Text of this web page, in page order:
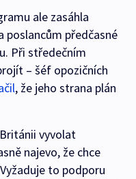
ale zasáhla
poslancům předčasné
Při středečním
– šéf opozičních
, že jeho strana plán
vyvolat
najevo, že chce
to podporu